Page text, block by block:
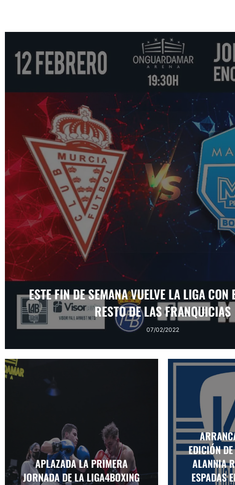
ESTE FIN DE SEMANA VUELVE LA LIGA CON
RESTO DE LAS FRANQUICIAS
07/02/2022
APLAZADA LA PRIMERA
JORNADA DE LA LIGA4BOXING
EDICIÓN
ALANNIA
ESPADAS